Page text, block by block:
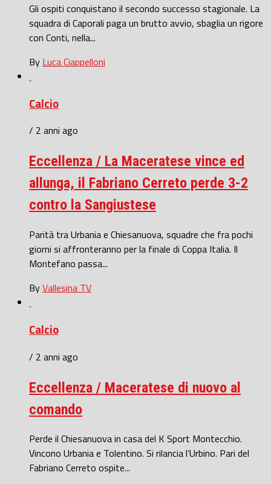
Gli ospiti conquistano il secondo successo stagionale. La
squadra di Caporali paga un brutto avvio, sbaglia un rigore
con Conti, nella...
By Luca Ciappelloni
Calcio
/ 2 anni ago
Eccellenza / La Maceratese vince ed
allunga, il Fabriano Cerreto perde 3-2
contro la Sangiustese
Parità tra Urbania e Chiesanuova, squadre che fra pochi
giorni si affronteranno per la finale di Coppa Italia. Il
Montefano passa...
ByVallesina TV
Calcio
/ 2 anni ago
Eccellenza / Maceratese di nuovo al
comando
Perde il Chiesanuova in casa del K Sport Montecchio.
Vincono Urbania e Tolentino. Si rilancia l’Urbino. Pari del
Fabriano Cerreto ospite...